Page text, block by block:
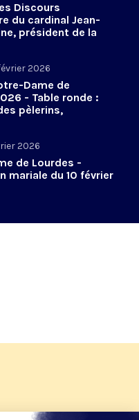
Discours
du cardinal Jean-
président de la
2026
Dame de
- Table ronde :
pèlerins,
2026
de Lourdes -
mariale du 10 février